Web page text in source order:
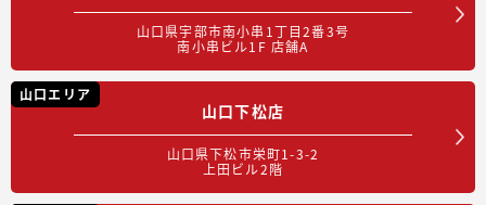
山口県宇部市南小串1丁目2番3号
南小串ビル1F 店舗A
山口エリア
山口下松店
山口県下松市栄町1-3-2
上田ビル2階